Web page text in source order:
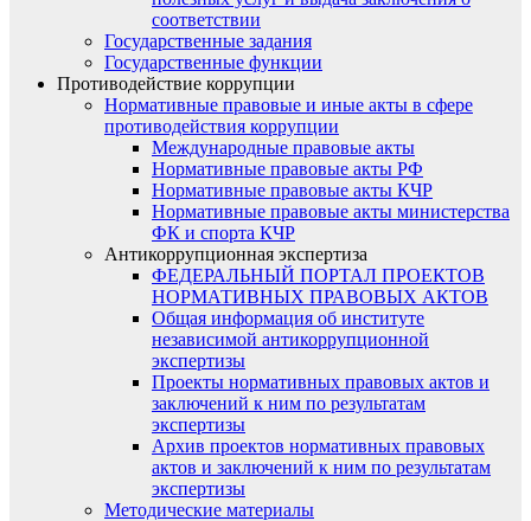
соответствии
Государственные задания
Государственные функции
Противодействие коррупции
Нормативные правовые и иные акты в сфере
противодействия коррупции
Международные правовые акты
Нормативные правовые акты РФ
Нормативные правовые акты КЧР
Нормативные правовые акты министерства
ФК и спорта КЧР
Антикоррупционная экспертиза
ФЕДЕРАЛЬНЫЙ ПОРТАЛ ПРОЕКТОВ
НОРМАТИВНЫХ ПРАВОВЫХ АКТОВ
Общая информация об институте
независимой антикоррупционной
экспертизы
Проекты нормативных правовых актов и
заключений к ним по результатам
экспертизы
Архив проектов нормативных правовых
актов и заключений к ним по результатам
экспертизы
Методические материалы